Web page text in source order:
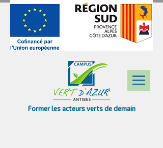
Former les acteurs verts de demain